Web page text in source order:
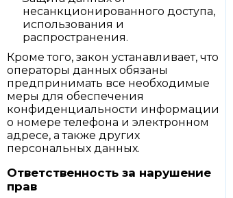
несанкционированного доступа,
использования и
распространения.
Кроме того, закон устанавливает, что
операторы данных обязаны
предпринимать все необходимые
меры для обеспечения
конфиденциальности информации
о номере телефона и электронном
адресе, а также других
персональных данных.
Ответственность за нарушение
прав